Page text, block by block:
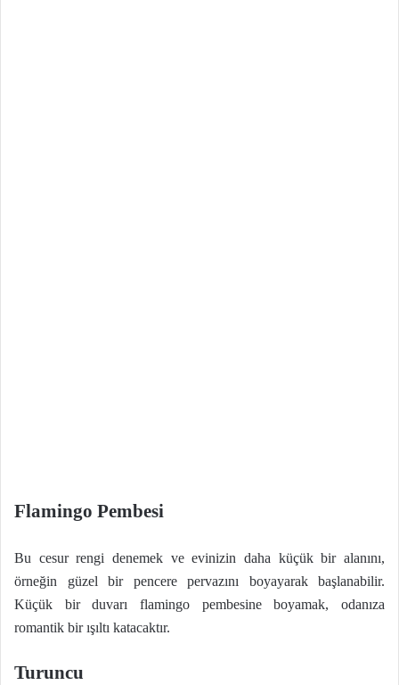
Flamingo Pembesi
Bu cesur rengi denemek ve evinizin daha küçük bir alanını,
örneğin güzel bir pencere pervazını boyayarak başlanabilir.
Küçük bir duvarı flamingo pembesine boyamak, odanıza
romantik bir ışıltı katacaktır.
Turuncu